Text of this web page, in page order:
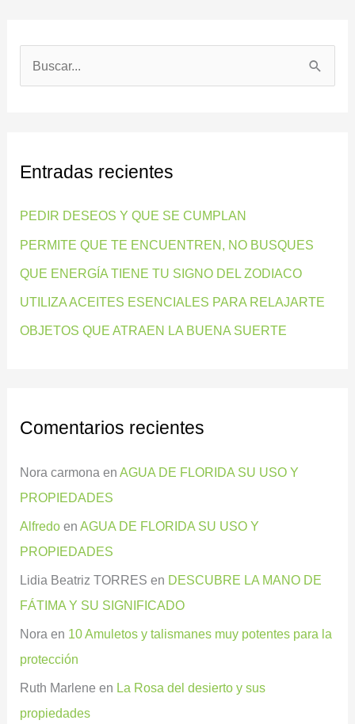
a
p
o
r
:
Entradas recientes
PEDIR DESEOS Y QUE SE CUMPLAN
PERMITE QUE TE ENCUENTREN, NO BUSQUES
QUE ENERGÍA TIENE TU SIGNO DEL ZODIACO
UTILIZA ACEITES ESENCIALES PARA RELAJARTE
OBJETOS QUE ATRAEN LA BUENA SUERTE
Comentarios recientes
Nora carmona enAGUA DE FLORIDA SU USO Y
PROPIEDADES
Alfredo enAGUA DE FLORIDA SU USO Y
PROPIEDADES
Lidia Beatriz TORRES en DESCUBRE LA MANO DE
FÁTIMA Y SU SIGNIFICADO
Nora en 10 Amuletos y talismanes muy potentes para la
protección
Ruth Marlene en La Rosa del desierto y sus
propiedades